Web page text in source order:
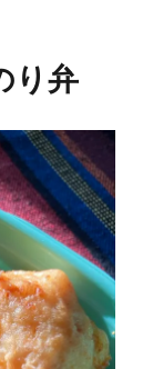
り弁